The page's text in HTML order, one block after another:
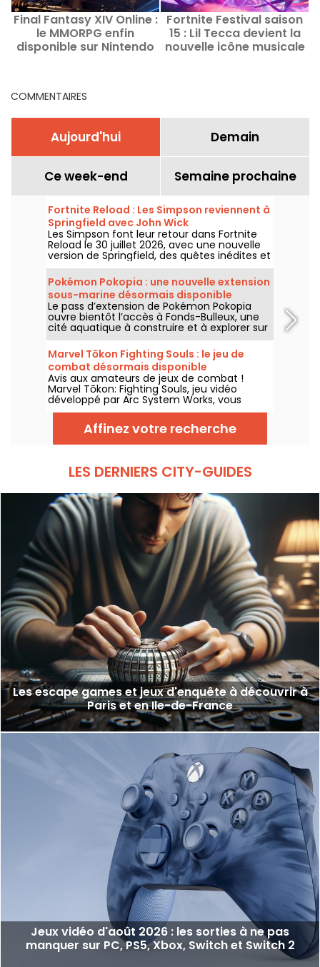
Final Fantasy XIV Online :
le MMORPG enfin
disponible sur Nintendo
Fortnite Festival saison
15 : Lil Tecca devient la
nouvelle icône musicale
COMMENTAIRES
Aujourd'hui Demain
Ce week-end Semaine prochaine
Fortnite Reload : Les Simpson reviennent à
Springfield avec John Wick
Les Simpson font leur retour dans Fortnite
Reload le 30 juillet 2026, avec une nouvelle
version de Springfield, des quêtes inédites et
un crossover avec John Wick. La mise à jour
ajoute plusieurs lieux emblématiques, un
style spécial pour le célèbre assassin et de
nouveaux éléments de gameplay.
Pokémon Pokopia : une nouvelle extension
sous-marine désormais disponible
Le pass d’extension de Pokémon Pokopia
ouvre bientôt l’accès à Fonds-Bulleux, une
cité aquatique à construire et à explorer sur
Nintendo Switch 2. Cette première vague de
contenu payant sera disponible le 5 août
2026 avec de nouveaux Pokémon,
bâtiments et mécaniques sous-marines.
Marvel Tōkon Fighting Souls : le jeu de
combat désormais disponible
Avis aux amateurs de jeux de combat !
Marvel Tōkon: Fighting Souls, jeu vidéo
développé par Arc System Works, vous
attend depuis le 6 août 2026 sur PC et PS5.
Un titre qui mise sur des affrontements
stratégiques en 4 contre 4 mettant en
scène des héros et vilains de l’univers
Affinez votre recherche
LES DERNIERS CITY-GUIDES
Les escape games et jeux d'enquête à découvrir à
Paris et en Ile-de-France
Jeux vidéo d'août 2026 : les sorties à ne pas
manquer sur PC, PS5, Xbox, Switch et Switch 2